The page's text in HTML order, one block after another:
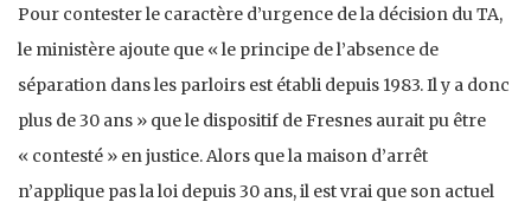
Pour contester le caractère d’urgence de la décision du TA,
le ministère ajoute que « le principe de l’absence de
séparation dans les parloirs est établi depuis 1983. Il y a donc
plus de 30 ans » que le dispositif de Fresnes aurait pu être
« contesté » en justice. Alors que la maison d’arrêt
n’applique pas la loi depuis 30 ans, il est vrai que son actuel